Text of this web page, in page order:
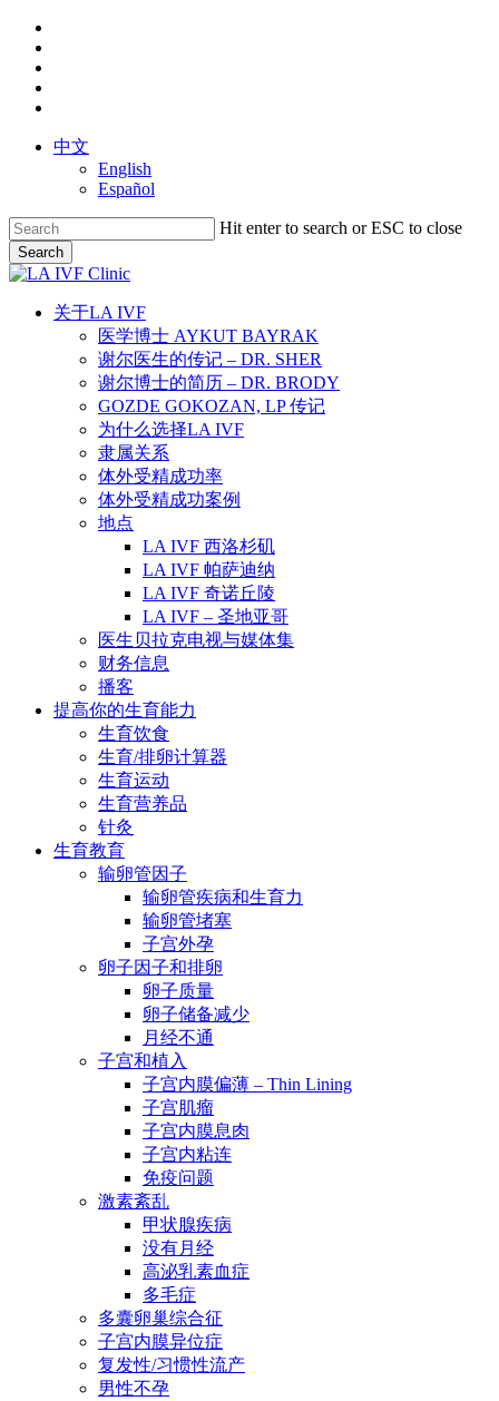
Skip
main
content
中文
English
Español
Hit enter to search or ESC to close
Search
Close
search
Menu
关于LA IVF
医学博士 AYKUT BAYRAK
谢尔医生的传记 – DR. SHER
谢尔博士的简历 – DR. BRODY
GOZDE GOKOZAN, LP 传记
为什么选择LA IVF
隶属关系
体外受精成功率
体外受精成功案例
地点
LA IVF 西洛杉矶
LA IVF 帕萨迪纳
LA IVF 奇诺丘陵
LA IVF – 圣地亚哥
医生贝拉克电视与媒体集
财务信息
播客
提高你的生育能力
生育饮食
生育/排卵计算器
生育运动
生育营养品
针灸
生育教育
输卵管因子
输卵管疾病和生育力
输卵管堵塞
子宫外孕
卵子因子和排卵
卵子质量
卵子储备减少
月经不通
子宫和植入
子宫内膜偏薄 – Thin Lining
子宫肌瘤
子宫内膜息肉
子宫内粘连
免疫问题
激素紊乱
甲状腺疾病
没有月经
高泌乳素血症
多毛症
多囊卵巢综合征
子宫内膜异位症
复发性/习惯性流产
男性不孕